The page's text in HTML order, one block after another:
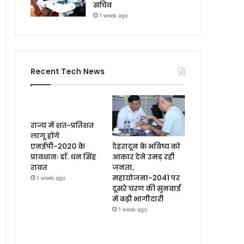
सचिव
1 week ago
Recent Tech News
राज्य में शत-प्रतिशत
लागू होंगे
एनईपी-2020 के
प्रावधानः डाॅ. धन सिंह
रावत
1 week ago
देहरादून के भविष्य को
आकार देने उमड़ रही
जनता,
महायोजना-2041 पर
दूसरे चरण की सुनवाई
में बढ़ी भागीदारी
1 week ago